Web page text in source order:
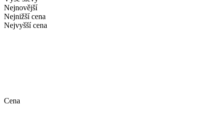
Nejnovější
Nejnižší cena
Nejvyšší cena
Cena